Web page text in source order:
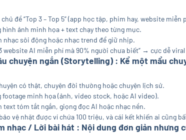
chủ đề “Top 3 – Top 5” (app học tập, phim hay, website
hình ảnh minh họa + text chạy theo từng mục.
nhạc sôi động hoặc nhạc trend để giữ nhịp.
website AI miễn phí mà 90% người chưa biết” → cực dễ
chuyện ngắn (Storytelling) : Kể một mẩu
có thật, chuyện đời thường hoặc chuyện lịch sử.
footage minh họa (ảnh, video stock, hoặc AI video).
text tóm tắt ngắn, giọng đọc AI hoặc nhạc nền.
vệ nhặt được ví chứa 100 triệu, và cái kết khiến ai cũng
nhạc / Lời bài hát : Nội dung đơn giản nhưng